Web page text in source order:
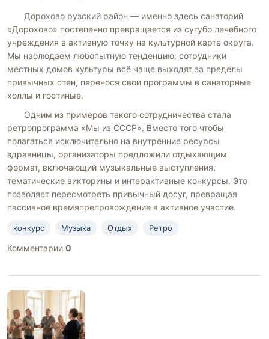
Дорохово рузский район — именно здесь санаторий
«Дорохово» постепенно превращается из сугубо лечебного
учреждения в активную точку на культурной карте округа.
Мы наблюдаем любопытную тенденцию: сотрудники
местных домов культуры всё чаще выходят за пределы
привычных стен, перенося свои программы в санаторные
холлы и гостиные.
Одним из примеров такого сотрудничества стала
ретропрограмма «Мы из СССР». Вместо того чтобы
полагаться исключительно на внутренние ресурсы
здравницы, организаторы предложили отдыхающим
формат, включающий музыкальные выступления,
тематические викторины и интерактивные конкурсы. Это
позволяет пересмотреть привычный досуг, превращая
пассивное времяпрепровождение в активное участие.
конкурс Музыка Отдых Ретро
Комментарии 0